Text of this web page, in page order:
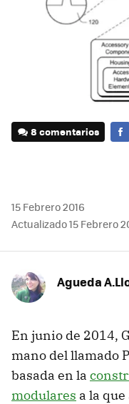
8 comentarios
15 Febrero 2016
Actualizado 15 Febrero
Agueda
En junio de 2014,
mano del llamado
basada en la
modulares a la